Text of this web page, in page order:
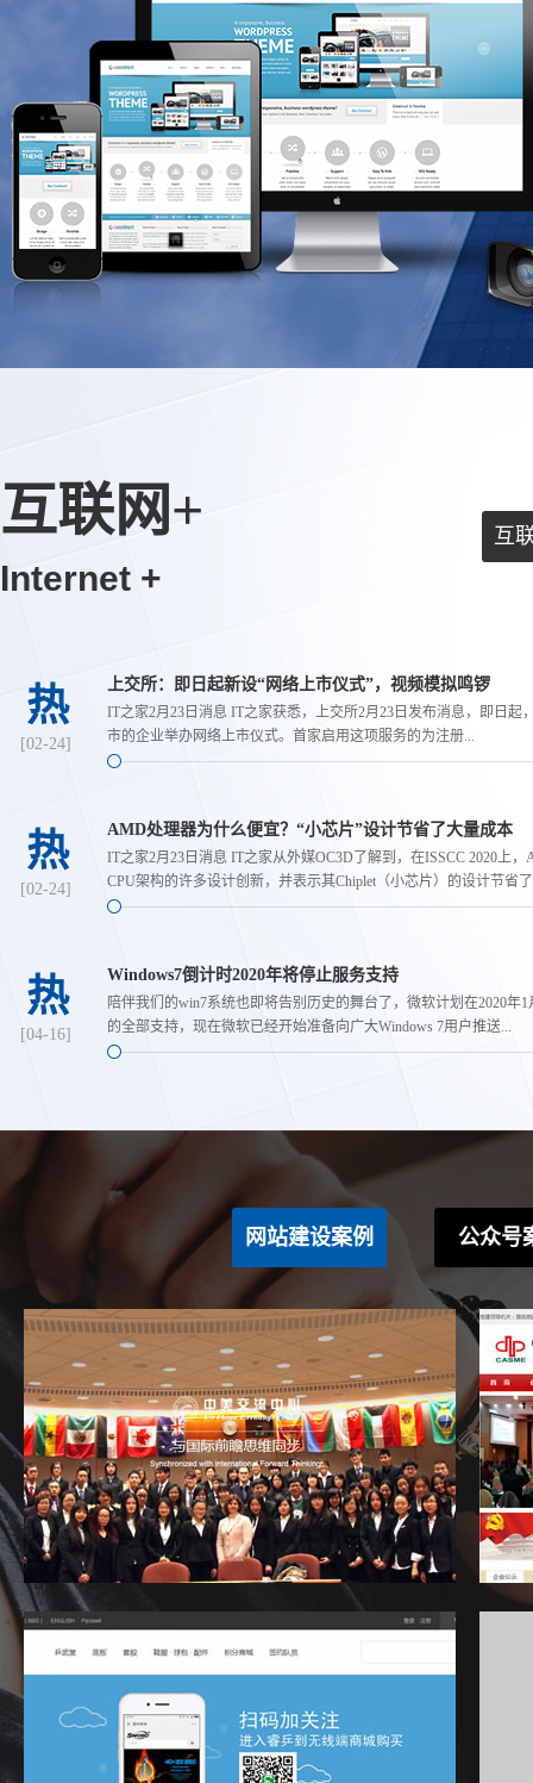
互联网+
Internet +
互
热
[02-24]
上交所：即日起新设“网络上市仪式”，视频模拟鸣锣
IT之家2月23日消息 IT之家获悉，上交所2月23日发布消息，即日起
市的企业举办网络上市仪式。首家启用这项服务的为注册...
热
[02-24]
AMD处理器为什么便宜？“小芯片”设计节省了大量成本
IT之家2月23日消息 IT之家从外媒OC3D了解到，在ISSCC 2020上，
CPU架构的许多设计创新，并表示其Chiplet（小芯片）的设计节省
热
[04-16]
Windows7倒计时2020年将停止服务支持
陪伴我们的win7系统也即将告别历史的舞台了，微软计划在2020年1
的全部支持，现在微软已经开始准备向广大Windows 7用户推送...
网站建设案例 公众号